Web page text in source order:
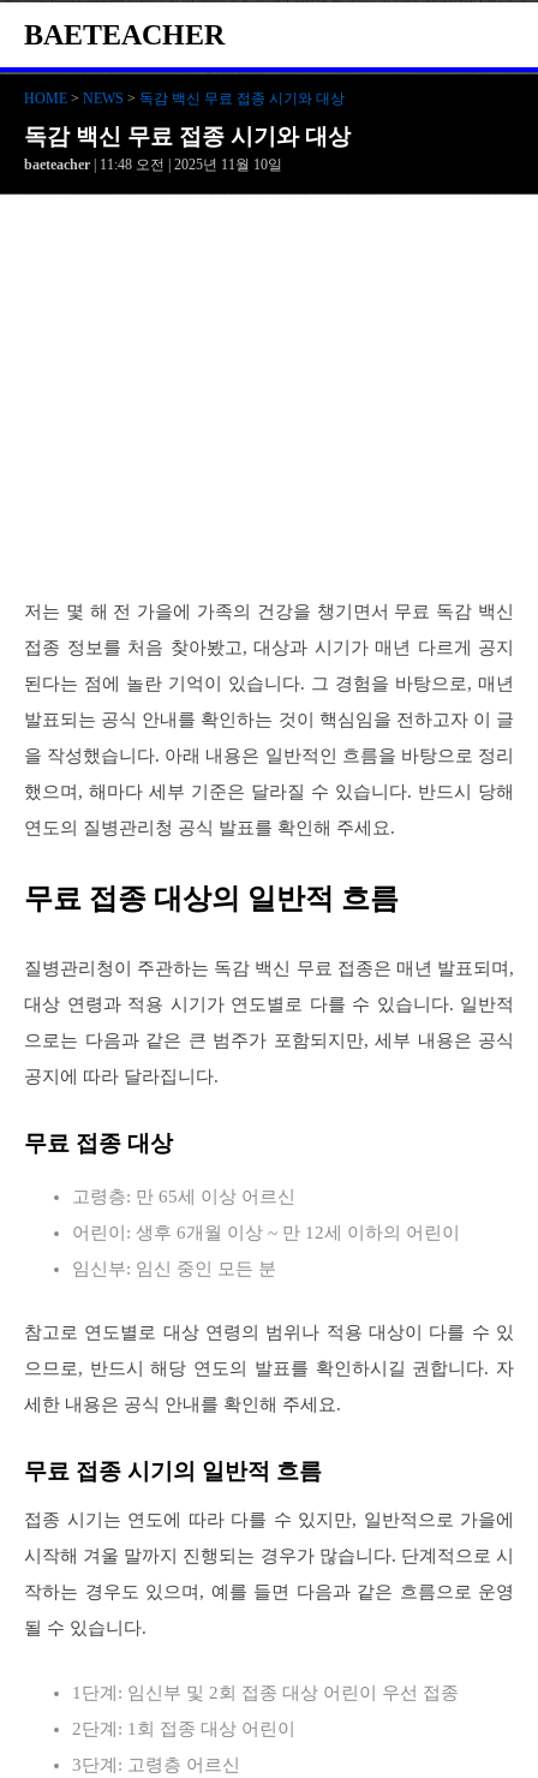
BAETEACHER
HOME > NEWS > 독감 백신 무료 접종 시기와 대상
독감 백신 무료 접종 시기와 대상
baeteacher | 11:48 오전 | 2025년 11월 10일
저는 몇 해 전 가을에 가족의 건강을 챙기면서 무료 독감 백신
접종 정보를 처음 찾아봤고, 대상과 시기가 매년 다르게 공지
된다는 점에 놀란 기억이 있습니다. 그 경험을 바탕으로, 매년
발표되는 공식 안내를 확인하는 것이 핵심임을 전하고자 이 글
을 작성했습니다. 아래 내용은 일반적인 흐름을 바탕으로 정리
했으며, 해마다 세부 기준은 달라질 수 있습니다. 반드시 당해
연도의 질병관리청 공식 발표를 확인해 주세요.
무료 접종 대상의 일반적 흐름
질병관리청이 주관하는 독감 백신 무료 접종은 매년 발표되며,
대상 연령과 적용 시기가 연도별로 다를 수 있습니다. 일반적
으로는 다음과 같은 큰 범주가 포함되지만, 세부 내용은 공식
공지에 따라 달라집니다.
무료 접종 대상
고령층: 만 65세 이상 어르신
어린이: 생후 6개월 이상 ~ 만 12세 이하의 어린이
임신부: 임신 중인 모든 분
참고로 연도별로 대상 연령의 범위나 적용 대상이 다를 수 있
으므로, 반드시 해당 연도의 발표를 확인하시길 권합니다. 자
세한 내용은 공식 안내를 확인해 주세요.
무료 접종 시기의 일반적 흐름
접종 시기는 연도에 따라 다를 수 있지만, 일반적으로 가을에
시작해 겨울 말까지 진행되는 경우가 많습니다. 단계적으로 시
작하는 경우도 있으며, 예를 들면 다음과 같은 흐름으로 운영
될 수 있습니다.
1단계: 임신부 및 2회 접종 대상 어린이 우선 접종
2단계: 1회 접종 대상 어린이
3단계: 고령층 어르신